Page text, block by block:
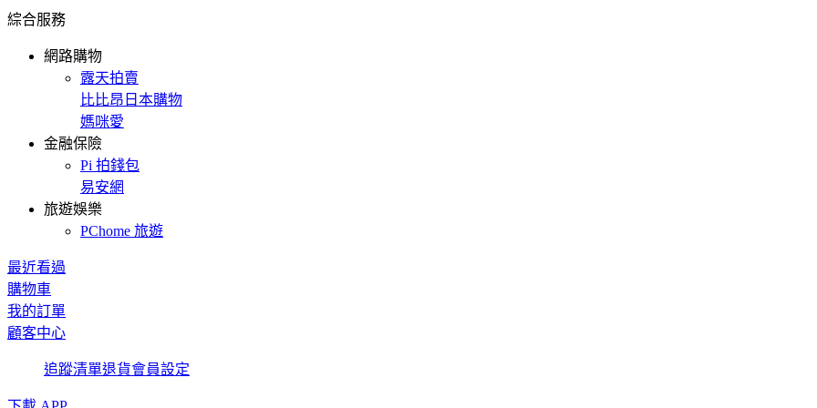
綜合服務
網路購物
露天拍賣
比比昂日本購物
媽咪愛
金融保險
Pi 拍錢包
易安網
旅遊娛樂
PChome 旅遊
最近看過
購物車
我的訂單
顧客中心
追蹤清單退貨會員設定